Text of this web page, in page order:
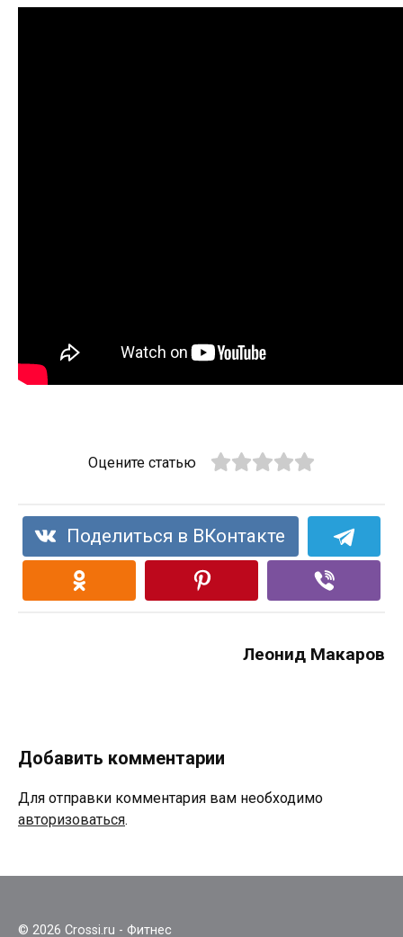
Оцените статью
Поделиться в ВКонтакте
Леонид Макаров
Добавить комментарии
Для отправки комментария вам необходимо
авторизоваться.
© 2026 Crossi.ru - Фитнес